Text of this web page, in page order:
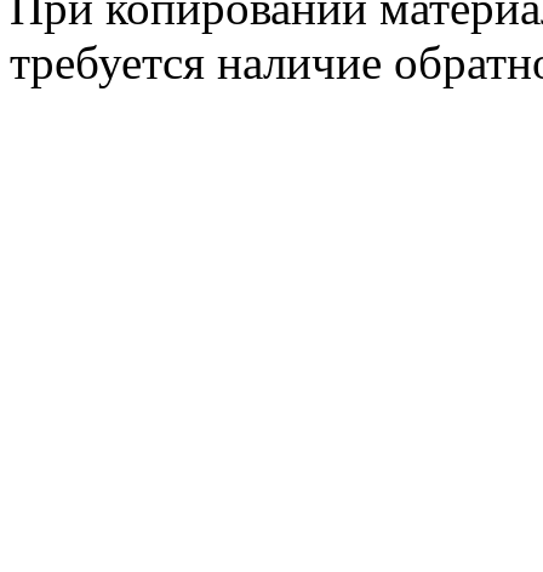
требуется наличие